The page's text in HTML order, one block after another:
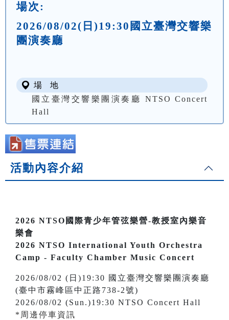
場次:
2026/08/02(日)19:30國立臺灣交響樂
團演奏廳
場 地
國立臺灣交響樂團演奏廳 NTSO Concert
Hall
活動內容介紹
2026 NTSO國際青少年管弦樂營-教授室內樂音
樂會
2026 NTSO International Youth Orchestra
Camp - Faculty Chamber Music Concert
2026/08/02 (日)19:30 國立臺灣交響樂團演奏廳
(臺中市霧峰區中正路738-2號)
2026/08/02 (Sun.)19:30 NTSO Concert Hall
*周邊停車資訊